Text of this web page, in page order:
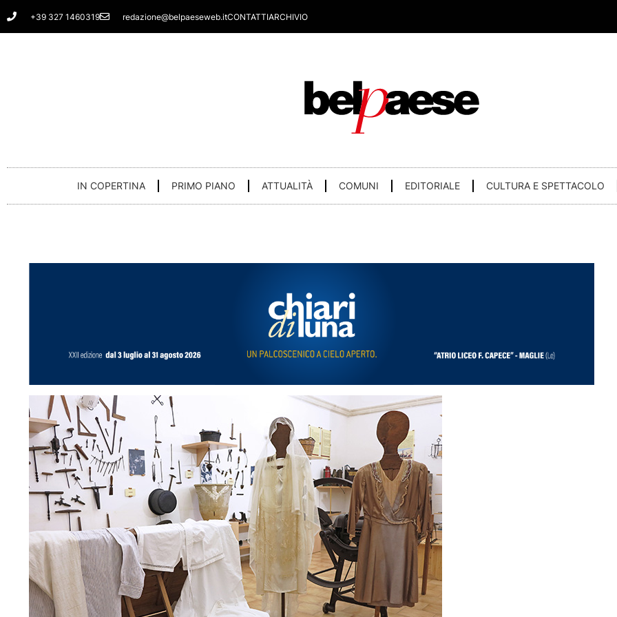
Vai
al
+39 327 1460319 redazione@belpaeseweb.itCONTATTIARCHIVIO
IN COPERTINA PRIMO PIANO ATTUALITÀ COMUNI EDITORIALE CULTURA E SPETTACOLO